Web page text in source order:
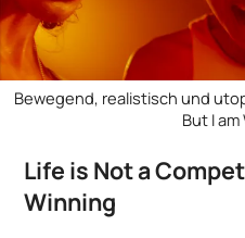
Bewegend, realistisch und
But I
Life is Not a
Winning